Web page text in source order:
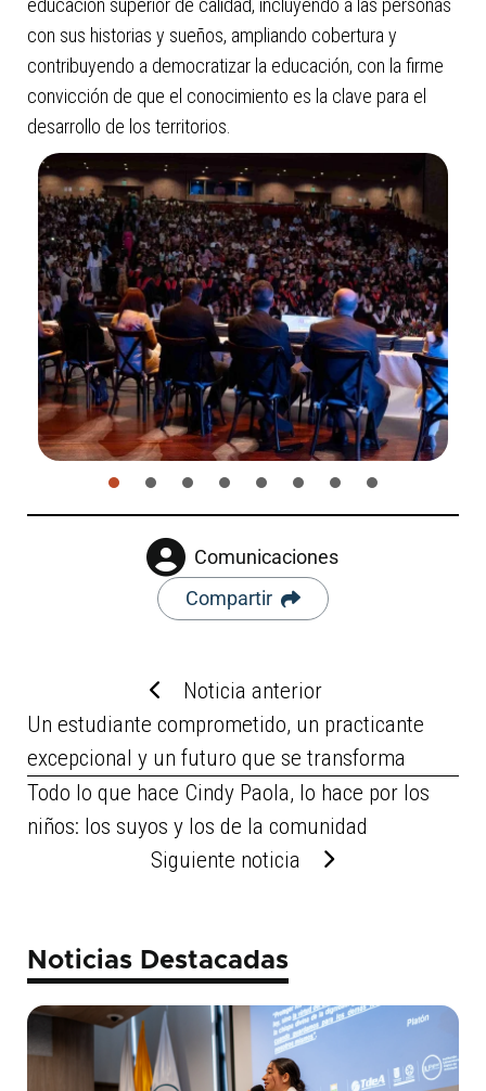
con sus historias y sueños, ampliando cobertura y
contribuyendo a democratizar la educación, con la firme
convicción de que el conocimiento es la clave para el
desarrollo de los territorios.
Comunicaciones
Compartir
Noticia anterior
Un estudiante comprometido, un practicante
excepcional y un futuro que se transforma
Todo lo que hace Cindy Paola, lo hace por los
niños: los suyos y los de la comunidad
Siguiente noticia
Noticias Destacadas